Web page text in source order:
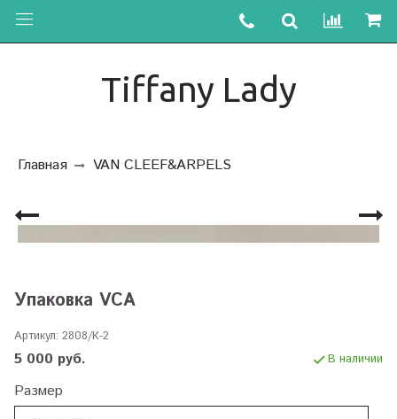
Tiffany Lady
Главная VAN CLEEF&ARPELS
Упаковка VCA
Артикул: 2808/К-2
5 000 руб. В наличии
Размер